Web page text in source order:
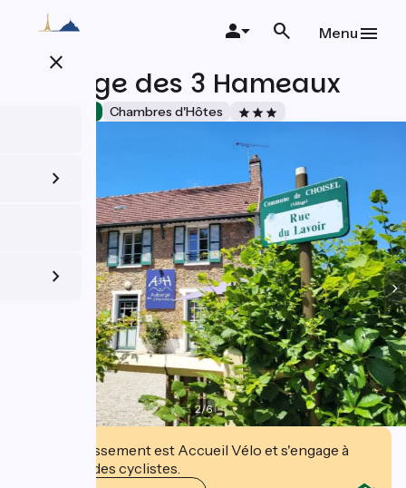
principal
close
Menu
Auberge des 3 Hameaux
Chambres d'Hôtes
2/6
Cet établissement est Accueil Vélo et s'engage à
accueillir des cyclistes.